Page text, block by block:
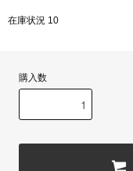
在庫状況 10
購入数